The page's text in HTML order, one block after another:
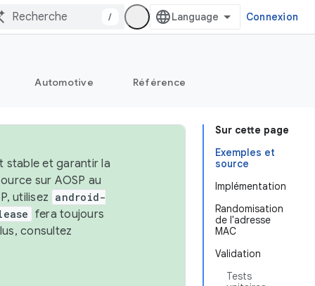
/ Connexion
Automotive Référence
Sur cette page
Exemples et
source
Implémentation
Randomisation
de l'adresse
MAC
Validation
Tests
stable et garantir la
sur AOSP au
utilisez android-
fera toujours
consultez